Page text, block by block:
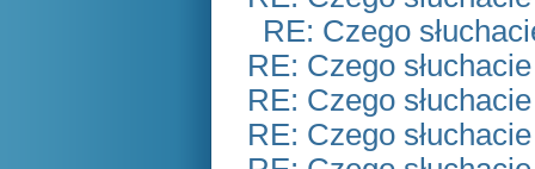
RE: Czego
RE: Czego
RE: Czego
RE: Czego